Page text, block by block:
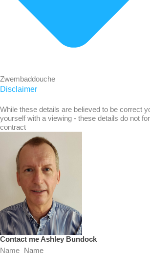
Zwembaddouche
Disclaimer
While these details are believed to be correct
yourself with a viewing - these details do not
contract
Contact me Ashley Bundock
Name